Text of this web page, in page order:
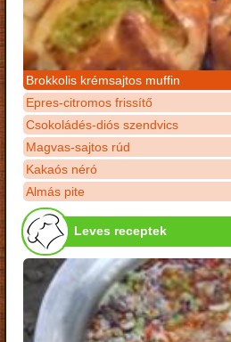
Brokkolis krémsajtos muffin
Epres-citromos frissítő
Csokoládés-diós szendvics
Magvas-sajtos rúd
Kakaós néró
Almás pite
Leves receptek